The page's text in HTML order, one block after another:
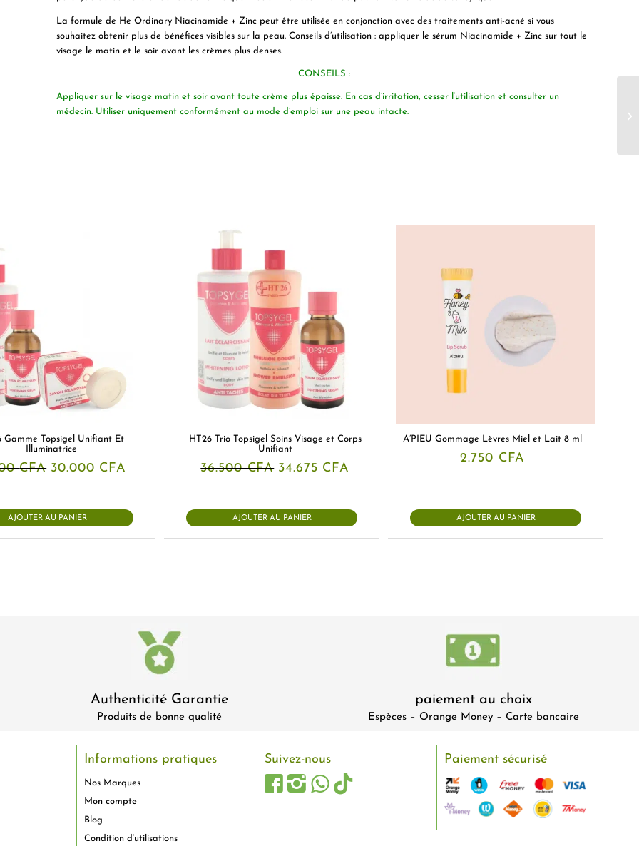
La formule de He Ordinary Niacinamide + Zinc peut être utilisée en conjonction avec des traitements anti-acné si vous
souhaitez obtenir plus de bénéfices visibles sur la peau. Conseils d’utilisation : appliquer le sérum Niacinamide + Zinc sur tout le
visage le matin et le soir avant les crèmes plus denses.
CONSEILS :
Appliquer sur le visage matin et soir avant toute crème plus épaisse. En cas d’irritation, cesser l’utilisation et consulter un
médecin. Utiliser uniquement conformément au mode d’emploi sur une peau intacte.
Gamme Topsigel Unifiant Et
Illuminatrice
CFA Le
31.500 CFA.
30.000 CFA
30.000 CFA.
AJOUTER AU PANIER
HT26 Trio Topsigel Soins Visage et Corps
Unifiant
36.500CFA Le
36.500 CFA.
34.675 CFA
34.675 CFA.
AJOUTER AU PANIER
A’PIEU Gommage Lèvres Miel et Lait 8 ml
2.750 CFA
AJOUTER AU PANIER
Authenticité Garantie
Produits de bonne qualité
paiement au choix
Espèces – Orange Money – Carte bancaire
Informations pratiques
Nos Marques
Mon compte
Blog
Condition d’utilisations
Suivez-nous Paiement sécurisé